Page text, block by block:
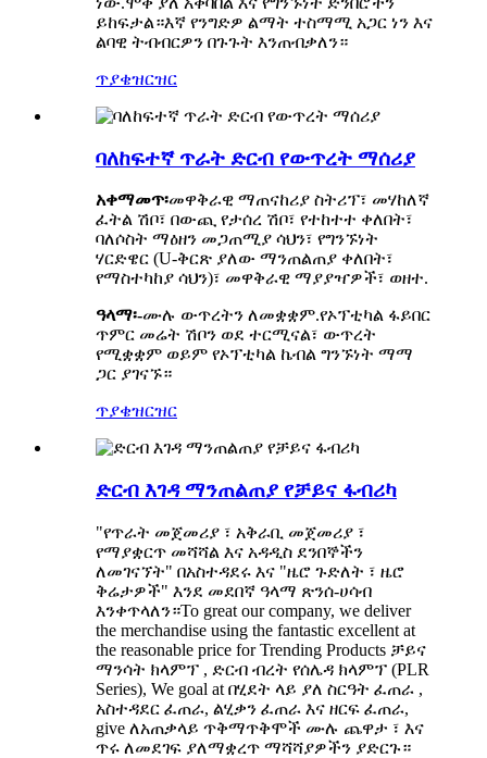
ይከፍታል።እኛ የንግድዎ ልማት ተስማሚ አጋር ነን እና
ልባዊ ትብብርዎን በጉጉት እንጠብቃለን።
ጥያቄዝርዝር
ባለከፍተኛ ጥራት ድርብ የውጥረት ማሰሪያ
አቀማመጥ፡መዋቅራዊ ማጠናከሪያ ስትሪፕ፣ መሃከለኛ
ፈትል ሽቦ፣ በውጪ የታሰረ ሽቦ፣ የተከተተ ቀለበት፣
ባለሶስት ማዕዘን መጋጠሚያ ሳህን፣ የግንኙነት
ሃርድዌር (U-ቅርጽ ያለው ማንጠልጠያ ቀለበት፣
የማስተካከያ ሳህን)፣ መዋቅራዊ ማያያዣዎች፣ ወዘተ.
ዓላማ፡-ሙሉ ውጥረትን ለመቋቋም.የኦፕቲካል ፋይበር
ጥምር መሬት ሽቦን ወደ ተርሚናል፣ ውጥረት
የሚቋቋም ወይም የኦፕቲካል ኬብል ግንኙነት ማማ
ጋር ያገናኙ።
ጥያቄዝርዝር
ድርብ እገዳ ማንጠልጠያ የቻይና ፋብሪካ
"የጥራት መጀመሪያ ፣ አቅራቢ መጀመሪያ ፣
የማያቋርጥ መሻሻል እና አዳዲስ ደንበኞችን
ለመገናኘት" በአስተዳደሩ እና "ዜሮ ጉድለት ፣ ዜሮ
ቅሬታዎች" እንደ መደበኛ ዓላማ ጽንሰ-ሀሳብ
እንቀጥላለን።To great our company, we deliver
the merchandise using the fantastic excellent at
the reasonable price for Trending Products ቻይና
ማንሳት ክላምፕ , ድርብ ብረት የሰሌዳ ክላምፕ (PLR
Series), We goal at በሂደት ላይ ያለ ስርዓት ፈጠራ ,
አስተዳደር ፈጠራ, ልሂቃን ፈጠራ እና ዘርፍ ፈጠራ,
give ለአጠቃላይ ጥቅማጥቅሞች ሙሉ ጨዋታ ፣ እና
ጥሩ ለመደገፍ ያለማቋረጥ ማሻሻያዎችን ያድርጉ።